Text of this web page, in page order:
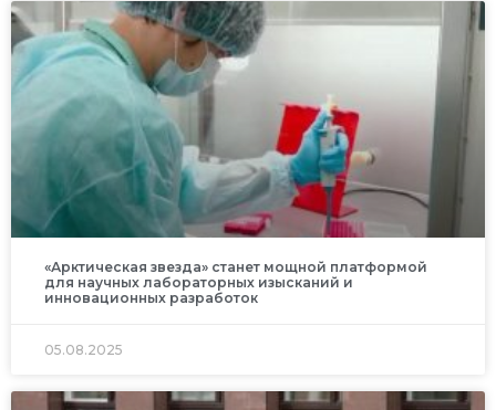
«Арктическая звезда» станет мощной платформой
для научных лабораторных изысканий и
инновационных разработок
05.08.2025